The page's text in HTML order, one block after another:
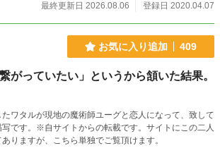
最終更新日 2026.08.06
登録日 2020.04.07
お気に入り追加 409
がっていたい」というから頷いた結果。
ワタルが現地の魔術師ユーグと恋人になって、致して
です。※自サイトからの転載です。サイトにこの二人
りますが、こちら単独でご覧頂けます。